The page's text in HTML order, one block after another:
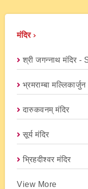
मंदिर ›
श्री जगन्नाथ मंदिर
भ्रमराम्बा मल्लिकार्जुन
दारुकवनम् मंदिर
सूर्य मंदिर
भ्रिहदीश्वर मंदिर
View More